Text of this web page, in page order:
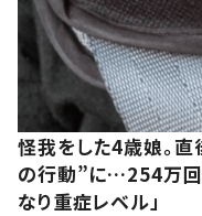
怪我をした4歳娘。
の行動”に…254万回
なり重症レベル」